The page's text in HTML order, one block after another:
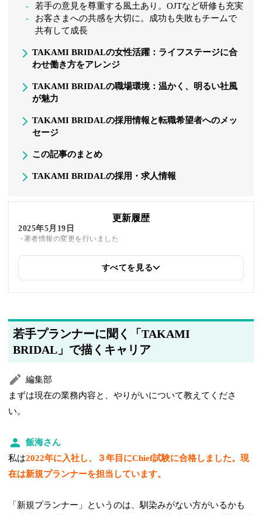
若手の意見を尊重する風土あり。OJTなど研修も充実
お客さまへの共感を大切に。成功も失敗もチームで
共有して成長
TAKAMI BRIDALの女性活躍：ライフステージに合
わせ働き方をアレンジ
TAKAMI BRIDALの職場環境：温かく、明るい社風
が魅力
TAKAMI BRIDALの採用情報と転職希望者へのメッ
セージ
この記事のまとめ
TAKAMI BRIDALの採用・求人情報
更新履歴
2025年5月19日
著者情報の変更を行いました
関連企業の紹介を追加しました
すべてを見る
若手プランナーに聞く「TAKAMI
BRIDAL」で描くキャリア
編集部
まずは現在の業務内容と、やりがいについて教えてくださ
い。
飯海さん
私は2022年に入社し、３年目にChief試験に合格しました。現
在は新規プランナーを担当しています。
「新規プランナー」というのは、馴染みがない方がいるかも